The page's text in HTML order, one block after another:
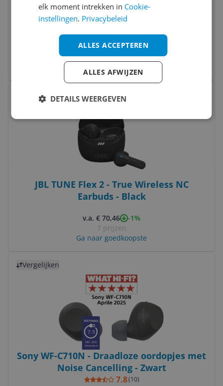
Fresh 'n Rebel Twins Ace - True Wireless
earbuds with Hybrid ANC - Ice Grey
v.a. € 69,99
4 prijzen
Vergelijken
JBL TUNE Flex 2 - True Wireless NC
Earbuds - Black
v.a. € 70,46
-1%
7 prijzen
Ga naar goedkoopste
Vergelijken
7.9
MEI 2025
Sony WF-C710N - Draadloze oordopjes met
Noise Cancelling - Zwart
7.8(10)
elk moment intrekken in Cookie-
instellingen. Privacybeleid
ALLES ACCEPTEREN
ALLES AFWIJZEN
DETAILS WEERGEVEN